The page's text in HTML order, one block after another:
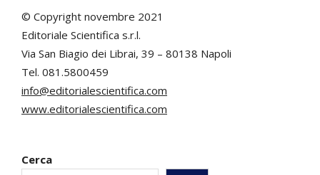
© Copyright novembre 2021
Editoriale Scientifica s.r.l.
Via San Biagio dei Librai, 39 – 80138 Napoli
Tel. 081.5800459
info@editorialescientifica.com
www.editorialescientifica.com
Cerca